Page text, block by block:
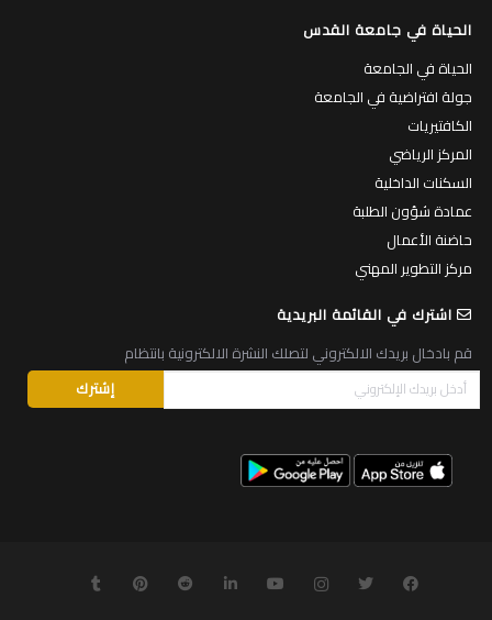
الحياة في جامعة القدس
الحياة في الجامعة
جولة افتراضية في الجامعة
الكافتيريات
المركز الرياضي
السكنات الداخلية
عمادة شؤون الطلبة
حاضنة الأعمال
مركز التطوير المهني
اشترك في القائمة البريدية
قم بادخال بريدك الالكتروني لتصلك النشرة الالكترونية بانتظام